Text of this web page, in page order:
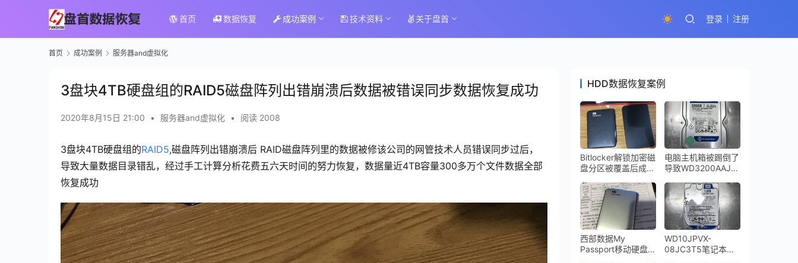
首页 数据恢复 成功案例 技术资料 关于盘首 登录 注册
首页 成功案例 服务器and虚拟化
3盘块4TB硬盘组的RAID5磁盘阵列出错崩溃后数据被错误同步数据恢复成功
2020年8月15日 21:00 • 服务器and虚拟化 • 阅读 2008
3盘块4TB硬盘组的RAID5,磁盘阵列出错崩溃后 RAID磁盘阵列里的数据被修该公司的网管技术人员错误同步过后，
导致大量数据目录错乱，经过手工计算分析花费五六天时间的努力恢复，数据量近4TB容量300多万个文件数据全部
恢复成功
HDD数据恢复案例
Bitlocker解锁加密磁
盘分区被覆盖后成功
电脑主机箱被踢倒了
导致WD3200AAJS
开盘数据恢复成功
西部数据My
Passport移动硬盘开
WD10JPVX-
08JC3T5笔记本硬